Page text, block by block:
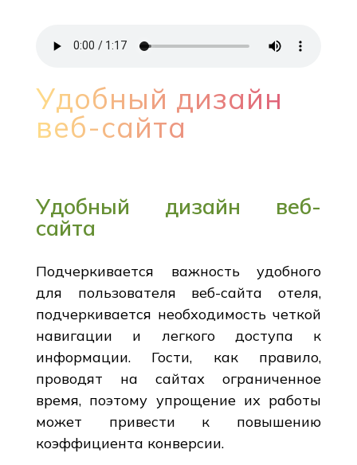
Удобный дизайн
веб-сайта
Удобный дизайн веб-
сайта
Подчеркивается важность удобного
для пользователя веб-сайта отеля,
подчеркивается необходимость четкой
навигации и легкого доступа к
информации. Гости, как правило,
проводят на сайтах ограниченное
время, поэтому упрощение их работы
может привести к повышению
коэффициента конверсии.